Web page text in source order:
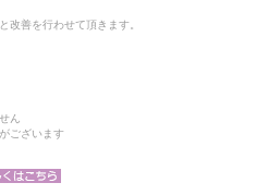
改善を行わせて頂きます。
ん
ございます